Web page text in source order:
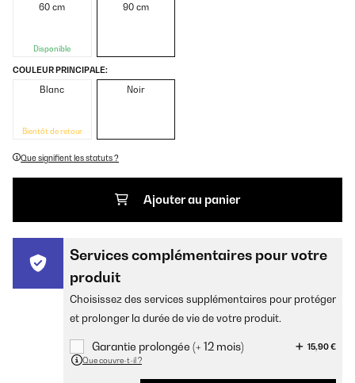
60 cm
Disponible
90 cm
COULEUR PRINCIPALE:
Blanc
Bientôt de retour
Noir
Que signifient les statuts ?
Ajouter au panier
Services complémentaires pour votre
produit
Choisissez des services supplémentaires pour protéger
et prolonger la durée de vie de votre produit.
Garantie prolongée (+ 12 mois)
15,90 €
Que couvre-t-il ?